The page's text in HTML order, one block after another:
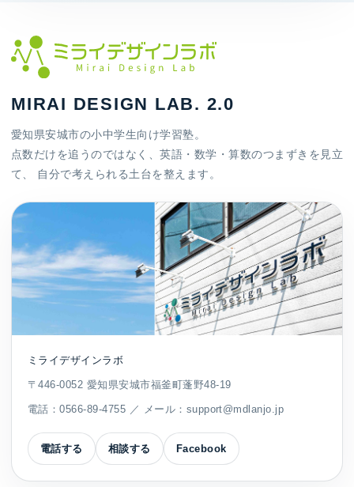
MIRAI DESIGN LAB. 2.0
愛知県安城市の小中学生向け学習塾。
点数だけを追うのではなく、英語・数学・算数のつまずきを見立
て、 自分で考えられる土台を整えます。
ミライデザインラボ
〒446-0052 愛知県安城市福釜町蓬野48-19
電話：0566-89-4755 ／ メール： support@mdlanjo.jp
電話する 相談する Facebook